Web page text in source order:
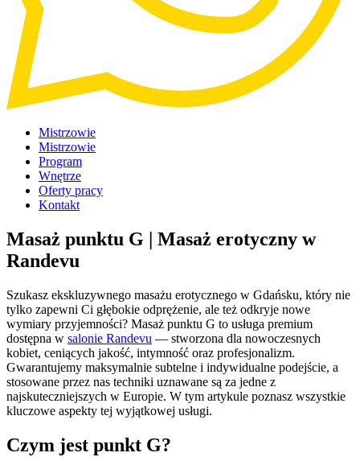
Mistrzowie
Mistrzowie
Program
Wnętrze
Oferty pracy
Kontakt
Masaż punktu G | Masaż erotyczny w
Randevu
Szukasz ekskluzywnego masażu erotycznego w Gdańsku, który nie
tylko zapewni Ci głębokie odprężenie, ale też odkryje nowe
wymiary przyjemności? Masaż punktu G to usługa premium
dostępna w salonie Randevu — stworzona dla nowoczesnych
kobiet, ceniących jakość, intymność oraz profesjonalizm.
Gwarantujemy maksymalnie subtelne i indywidualne podejście, a
stosowane przez nas techniki uznawane są za jedne z
najskuteczniejszych w Europie. W tym artykule poznasz wszystkie
kluczowe aspekty tej wyjątkowej usługi.
Czym jest punkt G?